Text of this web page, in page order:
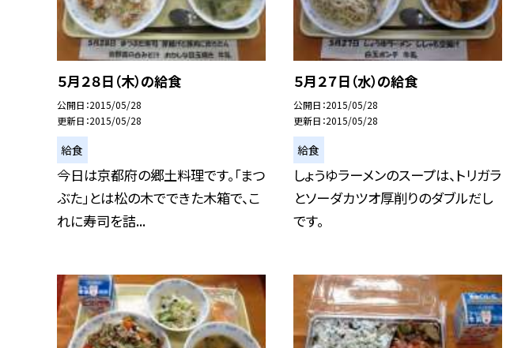
５月２８日（木）の給食
公開日 2015/05/28
更新日 2015/05/28
給食
今日は京都府の郷土料理です。「まつ
ぶた」とは松の木でできた木箱で、こ
れに寿司を詰...
５月２７日（水）の給食
公開日 2015/05/28
更新日 2015/05/28
給食
しょうゆラーメンのスープは、トリガラ
とソーダカツオ厚削りのダブルだし
です。